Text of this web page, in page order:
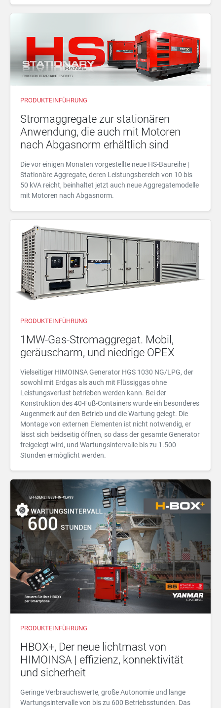
PRODUKTEINFÜHRUNG
Stromaggregate zur stationären
Anwendung, die auch mit Motoren
nach Abgasnorm erhältlich sind
Die vor einigen Monaten vorgestellte neue HS-Baureihe |
Stationäre Aggregate, deren Leistungsbereich von 10 bis
50 kVA reicht, beinhaltet jetzt auch neue Aggregatemodelle
mit Motoren nach Abgasnorm.
PRODUKTEINFÜHRUNG
1MW-Gas-Stromaggregat. Mobil,
geräuscharm, und niedrige OPEX
Vielseitiger HIMOINSA Generator HGS 1030 NG/LPG, der
sowohl mit Erdgas als auch mit Flüssiggas ohne
Leistungsverlust betrieben werden kann. Bei der
Konstruktion des 40-Fuß-Containers wurde ein besonderes
Augenmerk auf den Betrieb und die Wartung gelegt. Die
Montage von externen Elementen ist nicht notwendig, er
lässt sich beidseitig öffnen, so dass der gesamte Generator
freigelegt wird, und Wartungsintervalle bis zu 1.500
Stunden ermöglicht werden.
PRODUKTEINFÜHRUNG
HBOX+, Der neue lichtmast von
HIMOINSA | effizienz, konnektivität
und sicherheit
Geringe Verbrauchswerte, große Autonomie und lange
Wartungsintervalle von bis zu 600 Betriebsstunden. Das